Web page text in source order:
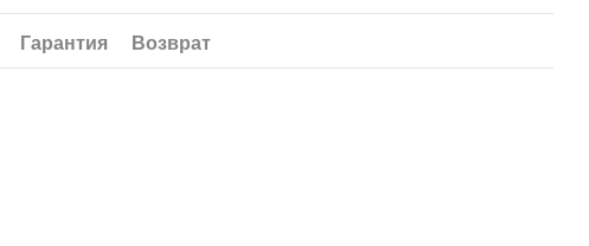
Гарантия Возврат